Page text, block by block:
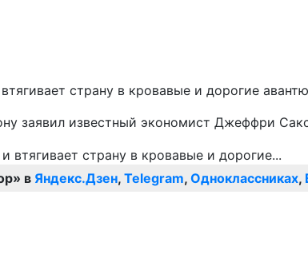
страну в кровавые и дорогие
заявил известный экономист Джеффри
в Яндекс.Дзен, Telegram, Одноклассниках,